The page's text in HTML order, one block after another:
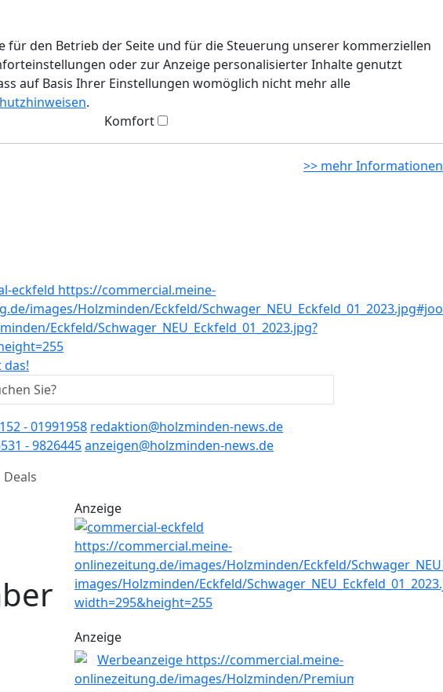
für den Betrieb der Seite und für die Steuerung unserer kommerziellen
oder zur Anzeige personalisierter Inhalte genutzt
auf Basis Ihrer Einstellungen womöglich nicht mehr alle
.
Komfort
>> mehr Informationen
das!
- 01991958 redaktion@holzminden-news.de
- 9826445anzeigen@holzminden-news.de
Deals
Anzeige
Anzeige